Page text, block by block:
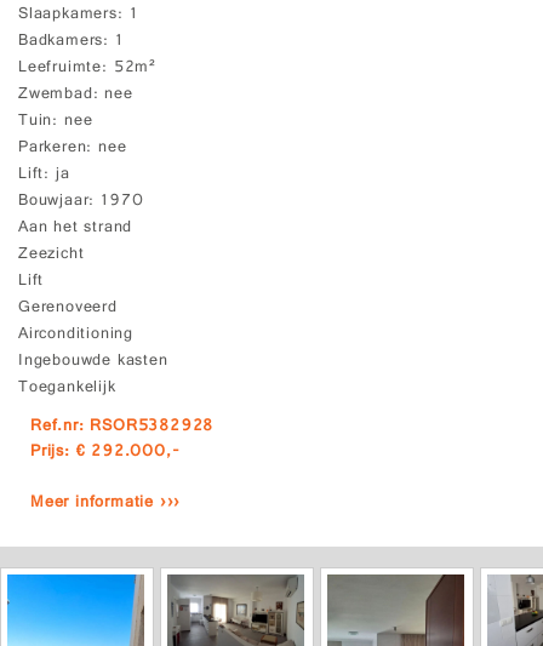
Slaapkamers 1
Badkamers 1
Leefruimte 52m²
Zwembad nee
Tuin nee
Parkeren nee
Lift ja
Bouwjaar 1970
Aan het strand
Zeezicht
Lift
Gerenoveerd
Airconditioning
Ingebouwde kasten
Toegankelijk
Ref.nr: RSOR5382928
Prijs: € 292.000,-
Meer informatie ›››